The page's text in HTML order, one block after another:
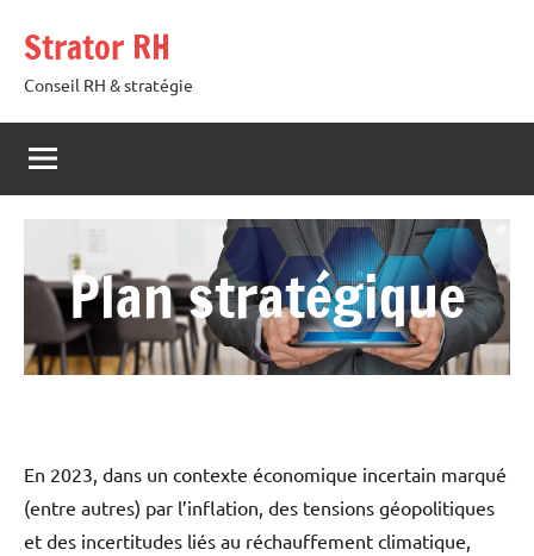
contenu
Strator RH
Conseil RH & stratégie
Plan stratégique
En 2023, dans un contexte économique incertain marqué
(entre autres) par l’inflation, des tensions géopolitiques
et des incertitudes liés au réchauffement climatique,